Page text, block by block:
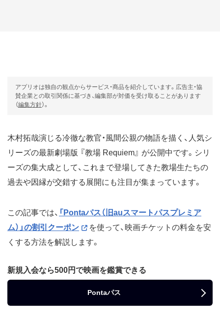
アプリオは独自の観点からサービス・商品を紹介しています。広告主・協
賛企業との取引関係に基づき、編集部が対価を受け取ることがあります
（編集方針）。
木村拓哉演じる冷徹な教官・風間公親の物語を描く、人気シ
リーズの最新劇場版 『教場 Requiem』 が公開中です。シリ
ーズの集大成として、これまで登場してきた教場生たちの
過去や因縁が交錯する展開にも注目が集まっています。
この記事では、 「Pontaパス（旧auスマートパスプレミア
ム）」の割引クーポン
を使って、映画チケットの料金を安
くする方法を解説します。
新規入会なら500円で映画を鑑賞できる
Pontaパス